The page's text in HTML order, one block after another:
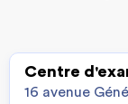
Centre
16 avenue